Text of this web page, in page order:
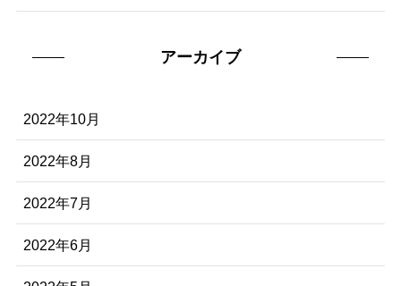
アーカイブ
2022年10月
2022年8月
2022年7月
2022年6月